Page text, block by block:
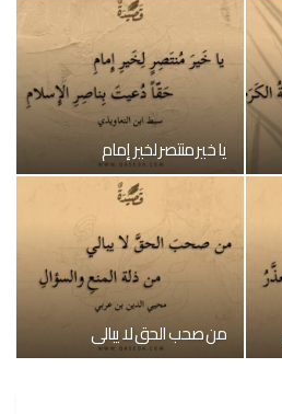
يا خير منتصر لخير إمام
من صحب الحق لا يبالي